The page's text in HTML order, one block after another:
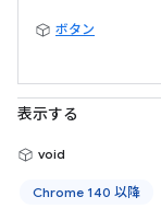
ボタン
表示する
void
Chrome 140 以降